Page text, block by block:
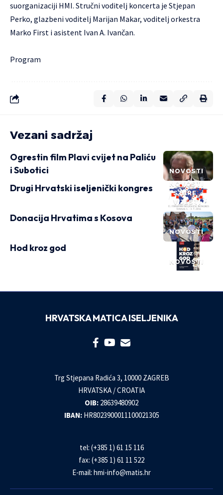
suorganizaciji HMI. Stručni voditelj koncerta je Stjepan
Perko, glazbeni voditelj Marijan Makar, voditelj orkestra
Marko First i asistent Ivan A. Ivančan.
Program
Vezani sadržaj
NOVOSTI
Ogrestin film Plavi cvijet na Paliću
i Subotici
NOVOSTI
STARE
VIJESTI
Drugi Hrvatski iseljenički kongres
NOVOSTI
Donacija Hrvatima s Kosova
NOVOSTI
Hod kroz god
HRVATSKA MATICA ISELJENIKA
Trg Stjepana Radića 3, 10000 ZAGREB
HRVATSKA / CROATIA
OIB: 28639480902
IBAN: HR8023900011100021305
tel: (+385 1) 61 15 116
fax: (+385 1) 61 11 522
E-mail: hmi-info@matis.hr